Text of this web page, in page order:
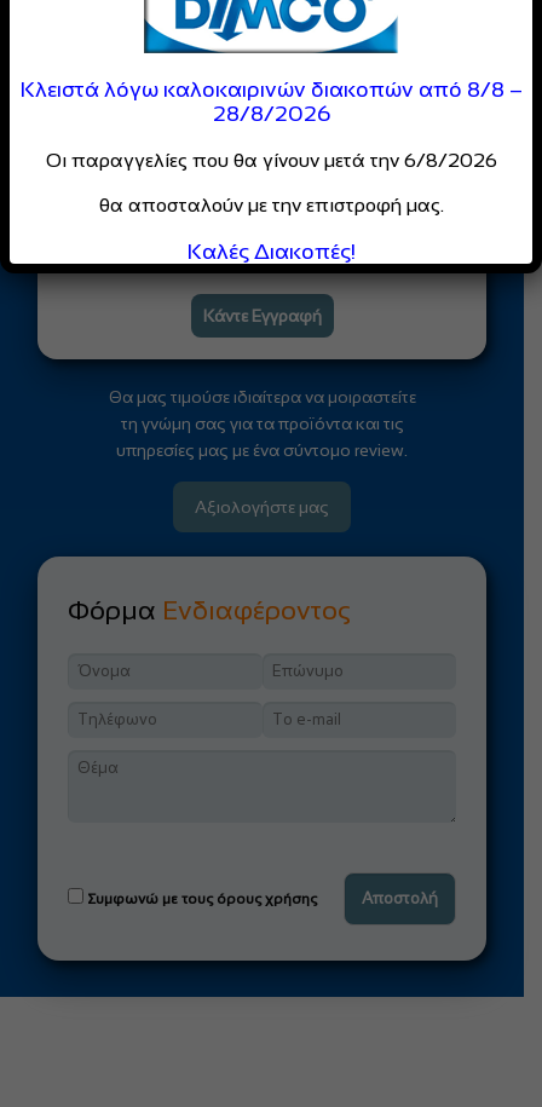
Είσαι Επαγγελματίας;
Γίνε Μέλος της
DIMCO
Απόλαυσεειδικές τιμέςκαι
για επαγγελματίες
Κάντε Εγγραφή
Θα μας τιμούσε ιδιαίτερα να μοιραστείτε
τη γνώμη σας για τα προϊόντα και τις
υπηρεσίες μας με ένα σύντομο review.
Αξιολογήστε μας
Φόρμα Ενδιαφέροντος
Συμφωνώ με τους όρους χρήσης
Κλειστά λόγω καλοκαιρινών διακοπών από 8/8 –
28/8/2026
Οι παραγγελίες που θα γίνουν μετά την 6/8/2026
θα αποσταλούν με την επιστροφή μας.
Καλές Διακοπές!